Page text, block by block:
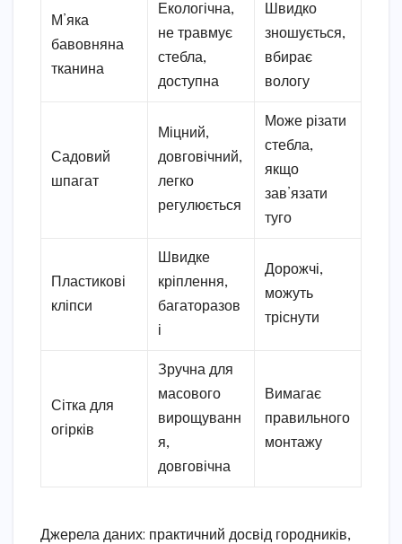
М’яка
бавовняна
тканина
Екологічна,
не травмує
стебла,
доступна
Швидко
зношується,
вбирає
вологу
Садовий
шпагат
Міцний,
довговічний,
легко
регулюється
Може різати
стебла,
якщо
зав’язати
туго
Пластикові
кліпси
Швидке
кріплення,
багаторазов
і
Дорожчі,
можуть
тріснути
Сітка для
огірків
Зручна для
масового
вирощуванн
я,
довговічна
Вимагає
правильного
монтажу
Джерела даних: практичний досвід городників,